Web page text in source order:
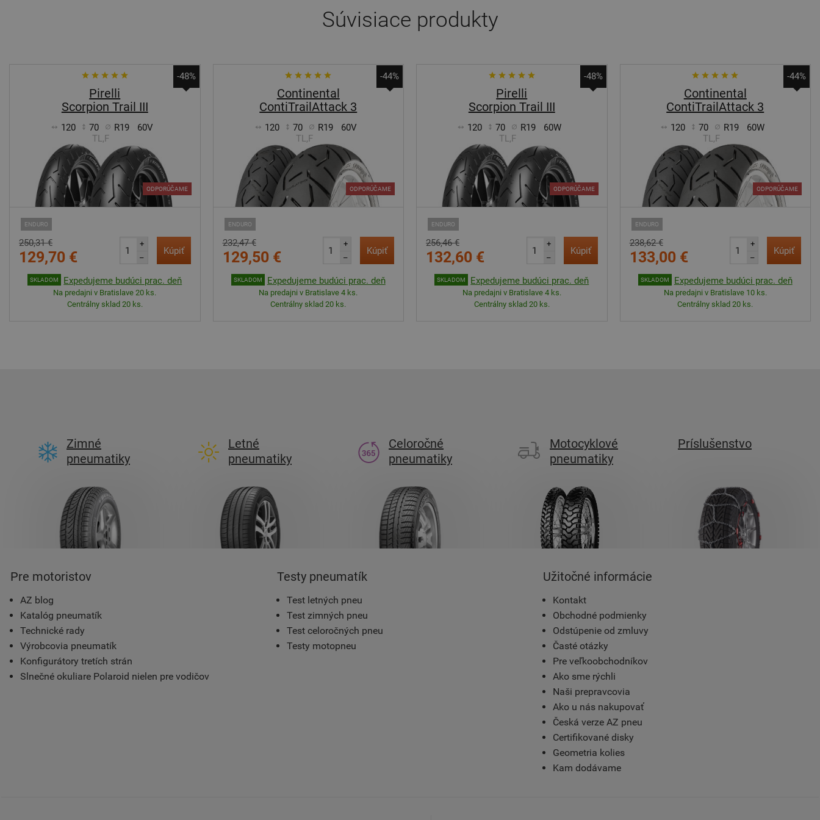
Súvisiace produkty
-48%
Pirelli
Scorpion Trail III
120 70 R19
60V
TL,F
ENDURO
ODPORÚČAME
250,31 €
129,70 €
+
–
Kúpiť
SKLADOM Expedujeme budúci prac. deň
Na predajni v Bratislave 20 ks.
Centrálny sklad 20 ks.
-44%
Continental
ContiTrailAttack 3
120 70 R19
60V
TL,F
ENDURO
ODPORÚČAME
232,47 €
129,50 €
+
–
Kúpiť
SKLADOM Expedujeme budúci prac. deň
Na predajni v Bratislave 4 ks.
Centrálny sklad 20 ks.
-48%
Pirelli
Scorpion Trail III
120 70 R19
60W
TL,F
ENDURO
ODPORÚČAME
256,46 €
132,60 €
+
–
Kúpiť
SKLADOM Expedujeme budúci prac. deň
Na predajni v Bratislave 4 ks.
Centrálny sklad 20 ks.
-44%
Continental
ContiTrailAttack 3
120 70 R19
60W
TL,F
ENDURO
ODPORÚČAME
238,62 €
133,00 €
+
–
Kúpiť
SKLADOM Expedujeme budúci prac. deň
Na predajni v Bratislave 10 ks.
Centrálny sklad 20 ks.
Zimné
pneumatiky
Letné
pneumatiky
Celoročné
pneumatiky
Motocyklové
pneumatiky
Príslušenstvo
Pre motoristov
AZ blog
Katalóg pneumatík
Technické rady
Výrobcovia pneumatík
Konfigurátory tretích strán
Slnečné okuliare Polaroid nielen pre vodičov
Testy pneumatík
Test letných pneu
Test zimných pneu
Test celoročných pneu
Testy motopneu
Užitočné informácie
Kontakt
Obchodné podmienky
Odstúpenie od zmluvy
Časté otázky
Pre veľkoobchodníkov
Ako sme rýchli
Naši prepravcovia
Ako u nás nakupovať
Česká verze AZ pneu
Certifikované disky
Geometria kolies
Kam dodávame